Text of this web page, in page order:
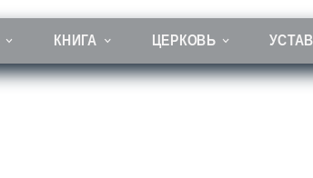
КНИГА ЦЕРКОВЬ УСТАВ